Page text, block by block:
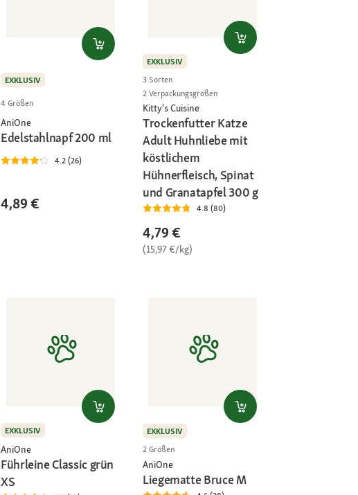
EXKLUSIV
4 Größen
AniOne
Edelstahlnapf 200 ml
4.2 (26)
4,89 €
EXKLUSIV
3 Sorten
2 Verpackungsgrößen
Kitty's Cuisine
Trockenfutter Katze
Adult Huhnliebe mit
köstlichem
Hühnerfleisch, Spinat
und Granatapfel 300 g
4.8 (80)
4,79 €
(15,97 €/kg)
EXKLUSIV
AniOne
Führleine Classic grün
XS
EXKLUSIV
2 Größen
AniOne
Liegematte Bruce M